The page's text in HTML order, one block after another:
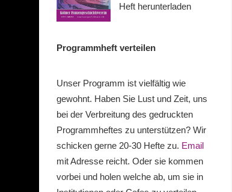
Heft herunterladen
Programmheft verteilen
Unser Programm ist vielfältig wie
gewohnt. Haben Sie Lust und Zeit, uns
bei der Verbreitung des gedruckten
Programmheftes zu unterstützen? Wir
schicken gerne 20-30 Hefte zu. Email
mit Adresse reicht. Oder sie kommen
vorbei und holen welche ab, um sie in